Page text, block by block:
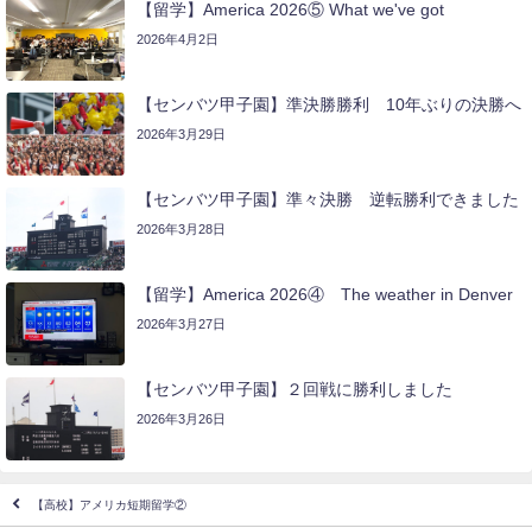
【留学】America 2026⑤ What we've got
2026年4月2日
【センバツ甲子園】準決勝勝利 10年ぶりの決勝へ
2026年3月29日
【センバツ甲子園】準々決勝 逆転勝利できました
2026年3月28日
【留学】America 2026④ The weather in Denver
2026年3月27日
【センバツ甲子園】２回戦に勝利しました
2026年3月26日
【高校】アメリカ短期留学②